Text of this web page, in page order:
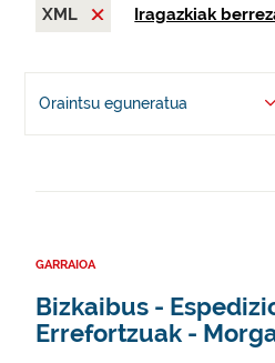
XML
Iragazkiak
Oraintsu eguneratua
GARRAIOA
Bizkaibus -
Errefortzuak -